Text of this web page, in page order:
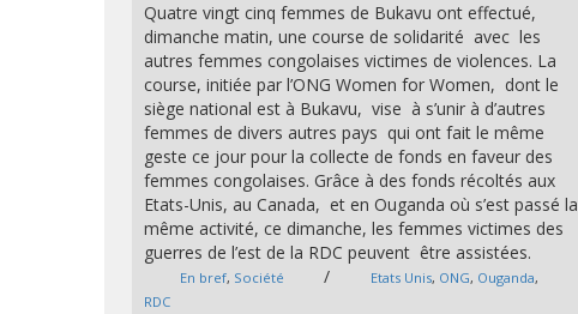
Quatre vingt cinq femmes de Bukavu ont effectué,
dimanche matin, une course de solidarité avec les
autres femmes congolaises victimes de violences. La
course, initiée par l’ONG Women for Women, dont le
siège national est à Bukavu, vise à s’unir à d’autres
femmes de divers autres pays qui ont fait le même
geste ce jour pour la collecte de fonds en faveur des
femmes congolaises. Grâce à des fonds récoltés aux
Etats-Unis, au Canada, et en Ouganda où s’est passé la
même activité, ce dimanche, les femmes victimes des
guerres de l’est de la RDC peuvent être assistées.
En bref, Société / Etats Unis, ONG, Ouganda,
RDC